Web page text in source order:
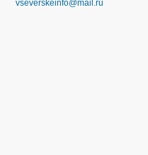
vseverskeinfo@mail.ru